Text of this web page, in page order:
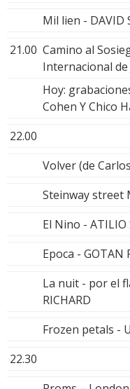
Mil lien - DAVID
21.00 Camino al
Internacional de
Hoy:
Cohen Y Chico
22.00
Volver (de
Steinway street
El Nino - ATILIO
Epoca - GOTAN
La nuit - por el
RICHARD
Frozen petals -
22.30